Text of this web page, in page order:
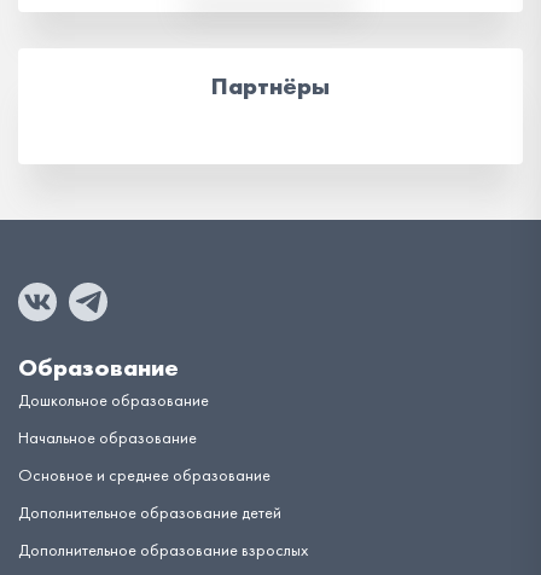
Партнёры
Образование
Дошкольное образование
Начальное образование
Основное и среднее образование
Дополнительное образование детей
Дополнительное образование взрослых